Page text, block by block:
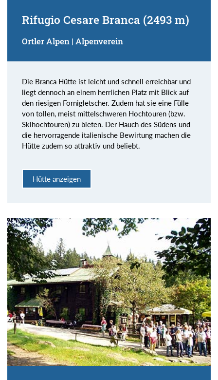
Rifugio Cesare Branca (2493 m)
Ortler Alpen | Alpenverein
Die Branca Hütte ist leicht und schnell erreichbar und
liegt dennoch an einem herrlichen Platz mit Blick auf
den riesigen Fornigletscher. Zudem hat sie eine Fülle
von tollen, meist mittelschweren Hochtouren (bzw.
Skihochtouren) zu bieten. Der Hauch des Südens und
die hervorragende italienische Bewirtung machen die
Hütte zudem so attraktiv und beliebt.
Hütte anzeigen